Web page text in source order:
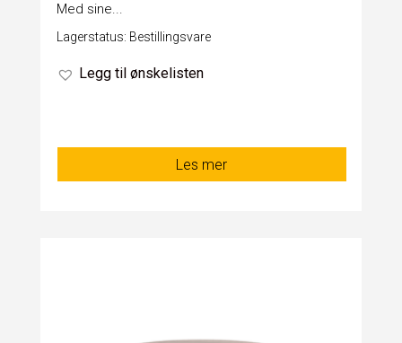
Med sine...
Lagerstatus: Bestillingsvare
Legg til ønskelisten
Les mer